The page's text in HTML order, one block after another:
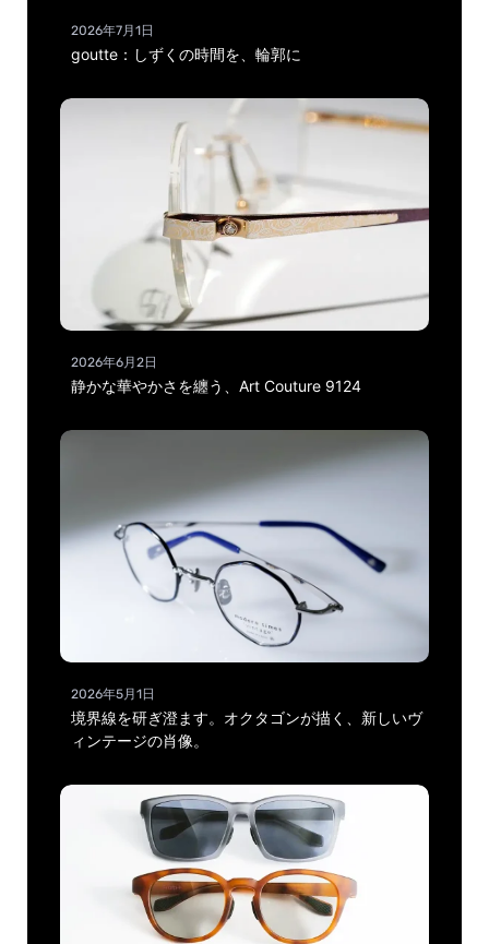
2026年7月1日
goutte：しずくの時間を、輪郭に
2026年6月2日
静かな華やかさを纏う、Art Couture 9124
2026年5月1日
境界線を研ぎ澄ます。オクタゴンが描く、新しいヴ
ィンテージの肖像。